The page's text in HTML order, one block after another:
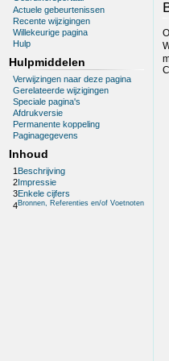
Actuele gebeurtenissen
Recente wijzigingen
Willekeurige pagina
Hulp
Hulpmiddelen
Verwijzingen naar deze pagina
Gerelateerde wijzigingen
Speciale pagina's
Afdrukversie
Permanente koppeling
Paginagegevens
Inhoud
1 Beschrijving
2Impressie
3Enkele cijfers
4Bronnen, Referenties en/of Voetnoten